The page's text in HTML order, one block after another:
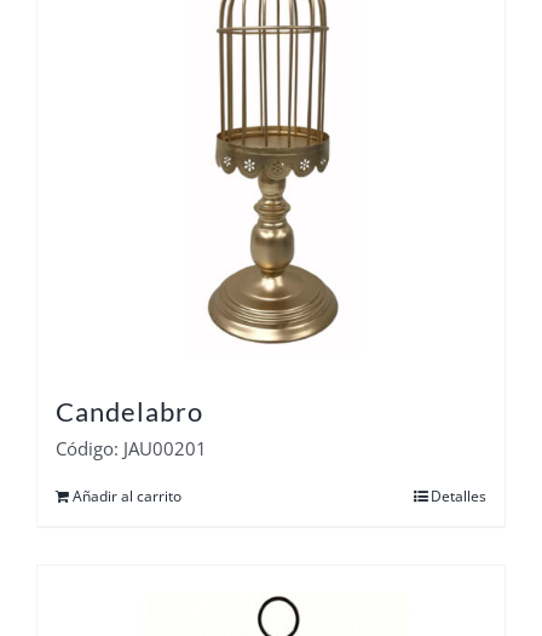
Candelabro
Código: JAU00201
Añadir al carrito Detalles